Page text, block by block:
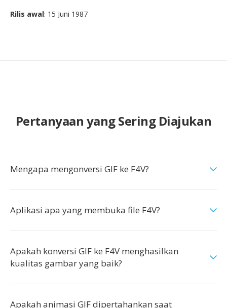
Rilis awal: 15 Juni 1987
Pertanyaan yang Sering Diajukan
Mengapa mengonversi GIF ke F4V?
Aplikasi apa yang membuka file F4V?
Apakah konversi GIF ke F4V menghasilkan
kualitas gambar yang baik?
Apakah animasi GIF dipertahankan saat